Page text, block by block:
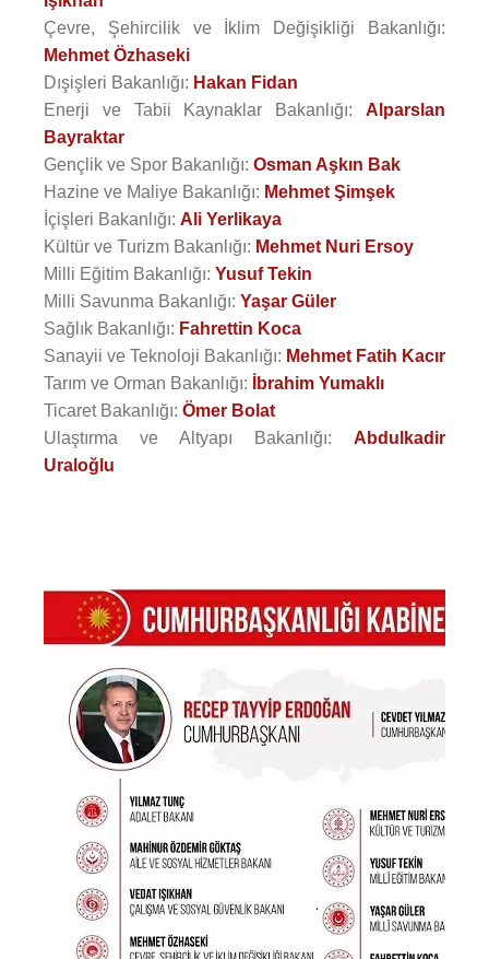
Çevre, Şehircilik ve İklim Değişikliği Bakanlığı:
Mehmet Özhaseki
Dışişleri Bakanlığı: Hakan Fidan
Enerji ve Tabii Kaynaklar Bakanlığı: Alparslan
Bayraktar
Gençlik ve Spor Bakanlığı: Osman Aşkın Bak
Hazine ve Maliye Bakanlığı: Mehmet Şimşek
İçişleri Bakanlığı: Ali Yerlikaya
Kültür ve Turizm Bakanlığı: Mehmet Nuri Ersoy
Milli Eğitim Bakanlığı: Yusuf Tekin
Milli Savunma Bakanlığı: Yaşar Güler
Sağlık Bakanlığı: Fahrettin Koca
Sanayii ve Teknoloji Bakanlığı: Mehmet Fatih Kacır
Tarım ve Orman Bakanlığı:
İbrahim Yumaklı
Ticaret Bakanlığı: Ömer Bolat
Ulaştırma ve Altyapı Bakanlığı: Abdulkadir
Uraloğlu